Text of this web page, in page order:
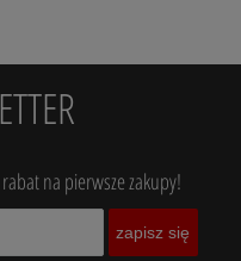
na pierwsze zakupy!
zapisz się